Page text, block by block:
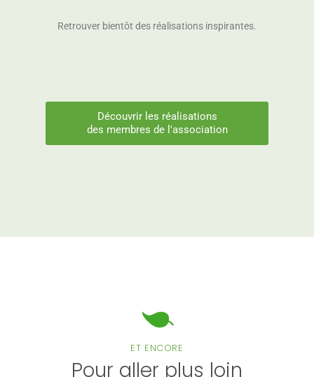
Retrouver bientôt des réalisations inspirantes.
Découvrir les réalisations
des membres de l'association
ET ENCORE
Pour aller plus loin